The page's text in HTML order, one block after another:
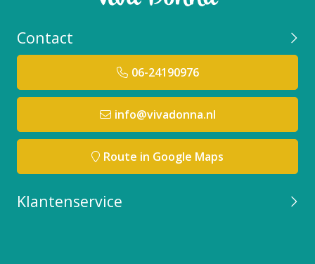
Contact
06-24190976
info@vivadonna.nl
Route in Google Maps
Klantenservice